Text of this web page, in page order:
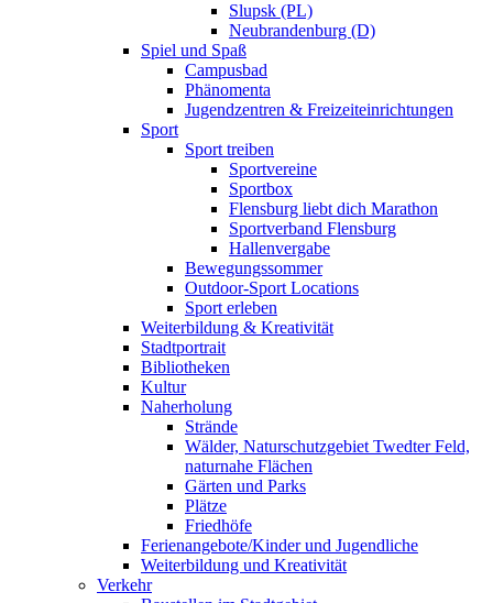
Slupsk (PL)
Neubrandenburg (D)
Spiel und Spaß
Campusbad
Phänomenta
Jugendzentren & Freizeiteinrichtungen
Sport
Sport treiben
Sportvereine
Sportbox
Flensburg liebt dich Marathon
Sportverband Flensburg
Hallenvergabe
Bewegungssommer
Outdoor-Sport Locations
Sport erleben
Weiterbildung & Kreativität
Stadtportrait
Bibliotheken
Kultur
Naherholung
Strände
Wälder, Naturschutzgebiet Twedter Feld,
naturnahe Flächen
Gärten und Parks
Plätze
Friedhöfe
Ferienangebote/Kinder und Jugendliche
Weiterbildung und Kreativität
Verkehr